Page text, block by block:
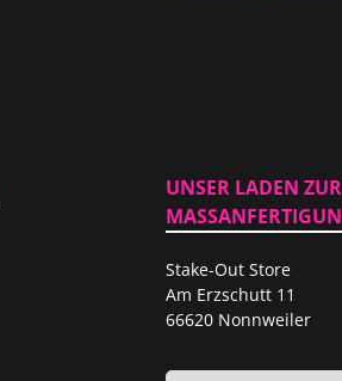
UNSER LADEN ZUR
Stake-Out Store
Am Erzschutt 11
66620 Nonnweiler